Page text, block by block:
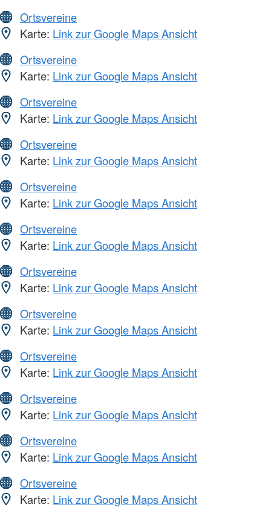
Ortsvereine
Karte: Link zur Google Maps Ansicht
Ortsvereine
Karte: Link zur Google Maps Ansicht
Ortsvereine
Karte: Link zur Google Maps Ansicht
Ortsvereine
Karte: Link zur Google Maps Ansicht
Ortsvereine
Karte: Link zur Google Maps Ansicht
Ortsvereine
Karte: Link zur Google Maps Ansicht
Ortsvereine
Karte: Link zur Google Maps Ansicht
Ortsvereine
Karte: Link zur Google Maps Ansicht
Ortsvereine
Karte: Link zur Google Maps Ansicht
Ortsvereine
Karte: Link zur Google Maps Ansicht
Ortsvereine
Karte: Link zur Google Maps Ansicht
Ortsvereine
Karte: Link zur Google Maps Ansicht